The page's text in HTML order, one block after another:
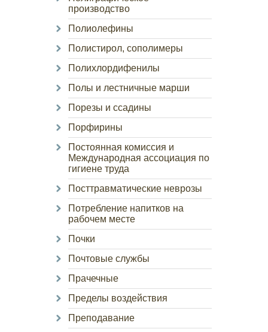
производство
Полиолефины
Полистирол, сополимеры
Полихлордифенилы
Полы и лестничные марши
Порезы и ссадины
Порфирины
Постоянная комиссия и
Международная ассоциация по
гигиене труда
Посттравматические неврозы
Потребление напитков на
рабочем месте
Почки
Почтовые службы
Прачечные
Пределы воздействия
Преподавание